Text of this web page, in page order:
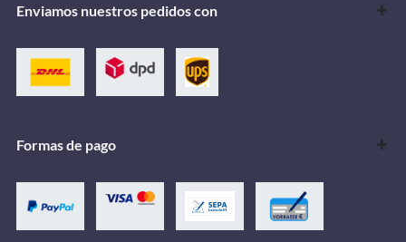
Enviamos nuestros pedidos con
Formas de pago